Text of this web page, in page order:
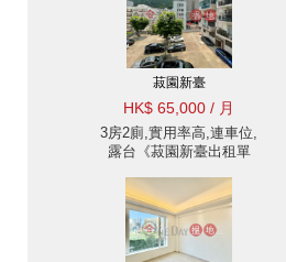
菽園新臺
HK$ 65,000 / 月
3房2廁,實用率高,連車位,
露台《菽園新臺出租單